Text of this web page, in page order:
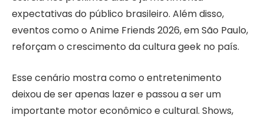
expectativas do público brasileiro. Além disso,
eventos como o Anime Friends 2026, em São Paulo,
reforçam o crescimento da cultura geek no país.
Esse cenário mostra como o entretenimento
deixou de ser apenas lazer e passou a ser um
importante motor econômico e cultural. Shows,